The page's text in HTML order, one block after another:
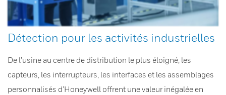
Détection pour les activités industrielles
De l’usine au centre de distribution le plus éloigné, les
capteurs, les interrupteurs, les interfaces et les assemblages
personnalisés d’Honeywell offrent une valeur inégalée en